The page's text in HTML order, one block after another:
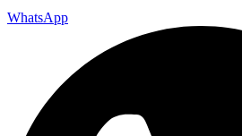
WhatsApp